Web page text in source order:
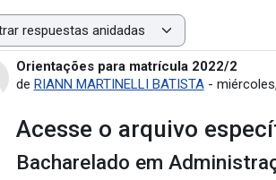
modo
Orientações para matrícula 2022/2
de RIANN MARTINELLI BATISTA-
Número de respuestas: 0
Acesse o arquivo
Bacharelado em